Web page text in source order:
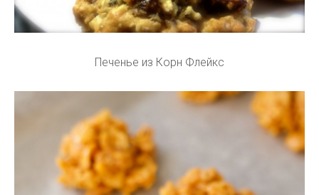
Печенье из Корн Флейкс